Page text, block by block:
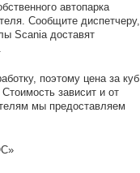
автопарка
Сообщите диспетчеру,
Scania доставят
поэтому цена за куб
зависит и от
мы предоставляем